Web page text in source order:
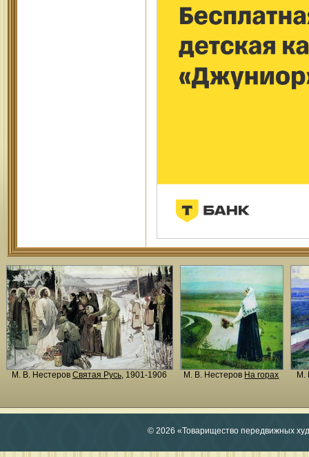
М. В. Нестеров Святая Русь, 1901-1906 М. В. Нестеров На горах М.
© 2026 «Товарищество передвижных